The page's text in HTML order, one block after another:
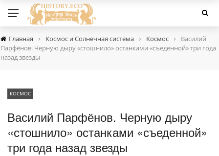
Главная › Космос и Солнечная система › Космос ›
Василий
Парфёнов. Черную дыру «стошнило» останками «съеденной» три года
назад звезды
КОСМОС
Василий Парфёнов. Черную дыру
«стошнило» останками «съеденной»
три года назад звезды